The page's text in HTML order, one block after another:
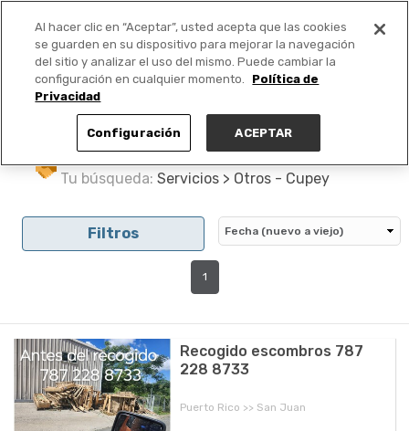
PUBLICA GRATIS +
Tu búsqueda: Servicios > Otros - Cupey
Filtros
1
Recogido escombros 787
228 8733
Puerto Rico >> San Juan
Al hacer clic en “Aceptar”, usted acepta que las cookies
se guarden en su dispositivo para mejorar la navegación
del sitio y analizar el uso del mismo. Puede cambiar la
configuración en cualquier momento.
Política de
Privacidad
Configuración ACEPTAR